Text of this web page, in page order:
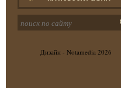
Дизайн - Notamedia 2026